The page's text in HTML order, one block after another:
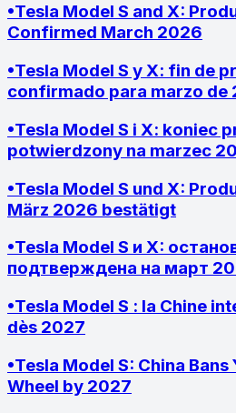
•Tesla Model S and X:
Confirmed March 2026
•Tesla Model S y X: fin de
confirmado para marzo de
•Tesla Model S i X: koniec
potwierdzony na marzec
•Tesla Model S und X:
März 2026 bestätigt
•Tesla Model S и X:
подтверждена на март
•Tesla Model S : la Chine
dès 2027
•Tesla Model S: China Bans
Wheel by 2027